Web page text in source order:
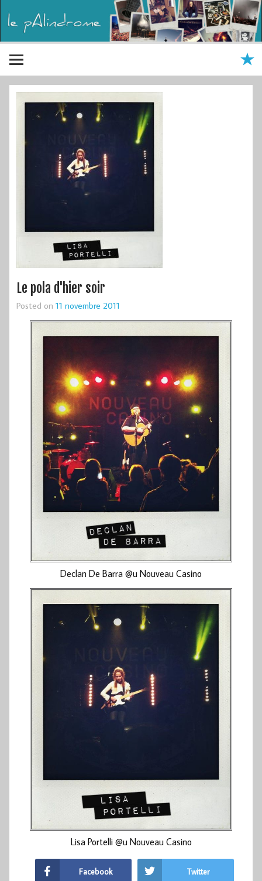
Le pola d'hier soir
Posted on 11 novembre 2011
Declan De Barra @u Nouveau Casino
Lisa Portelli @u Nouveau Casino
Facebook Twitter